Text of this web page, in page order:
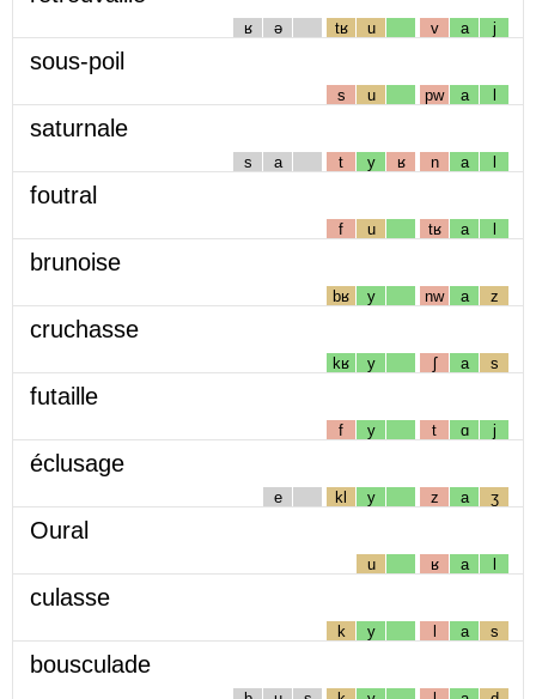
ʁ ə tʁ u v a j
sous-poil
s u pw a l
saturnale
s a t y ʁ n a l
foutral
f u tʁ a l
brunoise
bʁ y nw a z
cruchasse
kʁ y ʃ a s
futaille
f y t ɑ j
éclusage
e kl y z a ʒ
Oural
u ʁ a l
culasse
k y l a s
bousculade